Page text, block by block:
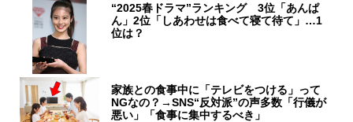
“2025春ドラマ”ランキング 3位「あんぱ
ん」2位「しあわせは食べて寝て待て」…1
位は？
家族との食事中に「テレビをつける」って
NGなの？→SNS“反対派”の声多数「行儀が
悪い」「食事に集中するべき」